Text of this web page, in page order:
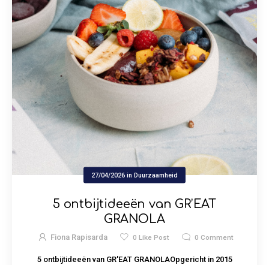
27/04/2026 in Duurzaamheid
5 ontbijtideeën van GR’EAT
GRANOLA
Fiona Rapisarda 0 Like Post 0 Comment
5 ontbijtideeën van GR'EAT GRANOLAOpgericht in 2015